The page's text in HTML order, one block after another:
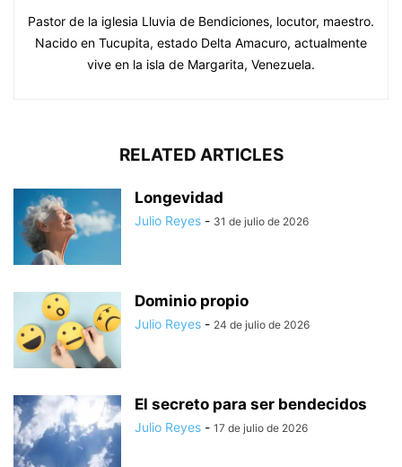
Pastor de la iglesia Lluvia de Bendiciones, locutor, maestro.
Nacido en Tucupita, estado Delta Amacuro, actualmente
vive en la isla de Margarita, Venezuela.
RELATED ARTICLES
Longevidad
Julio Reyes - 31 de julio de 2026
Dominio propio
Julio Reyes - 24 de julio de 2026
El secreto para ser bendecidos
Julio Reyes - 17 de julio de 2026